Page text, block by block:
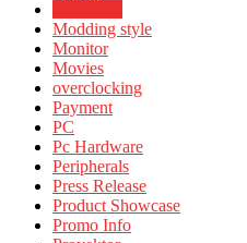
Modding style
Monitor
Movies
overclocking
Payment
PC
Pc Hardware
Peripherals
Press Release
Product Showcase
Promo Info